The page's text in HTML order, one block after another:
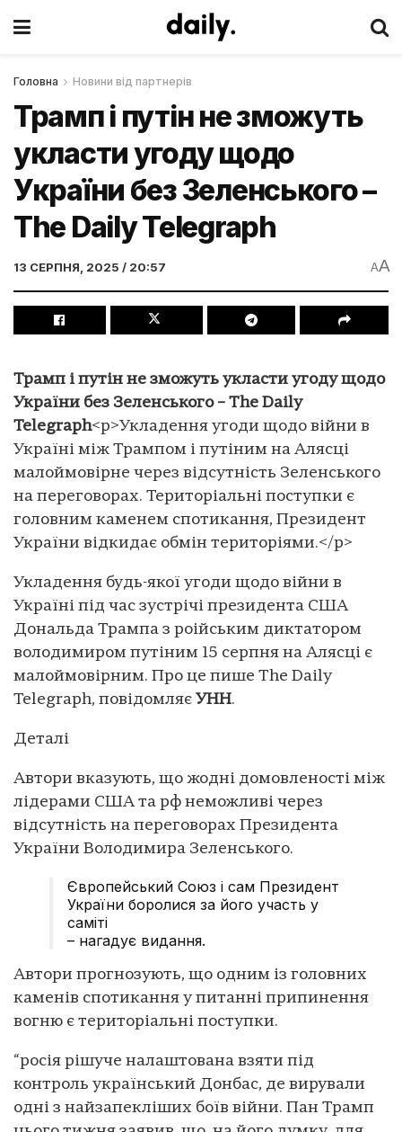
Головна Новини від партнерів
Трамп і путін не зможуть
укласти угоду щодо
України без Зеленського –
The Daily Telegraph
13 СЕРПНЯ, 2025 / 20:57 AA
Трамп і путін не зможуть укласти угоду щодо
України без Зеленського – The Daily
Telegraph<p>Укладення угоди щодо війни в
Україні між Трампом і путіним на Алясці
малоймовірне через відсутність Зеленського
на переговорах. Територіальні поступки є
головним каменем спотикання, Президент
України відкидає обмін територіями.</p>
Укладення будь-якої угоди щодо війни в
Україні під час зустрічі президента США
Дональда Трампа з роійським диктатором
володимиром путіним 15 серпня на Алясці є
малоймовірним. Про це пише The Daily
Telegraph, повідомляє УНН.
Деталі
Автори вказують, що жодні домовленості між
лідерами США та рф неможливі через
відсутність на переговорах Президента
України Володимира Зеленського.
Європейський Союз і сам Президент
України боролися за його участь у
саміті
– нагадує видання.
Автори прогнозують, що одним із головних
каменів спотикання у питанні припинення
вогню є територіальні поступки.
“росія рішуче налаштована взяти під
контроль український Донбас, де вирували
одні з найзапекліших боїв війни. Пан Трамп